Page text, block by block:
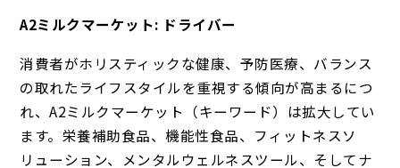
A2ミルクマーケット: ドライバー
消費者がホリスティックな健康、予防医療、バランス
の取れたライフスタイルを重視する傾向が高まるにつ
れ、A2ミルクマーケット（キーワード）は拡大してい
ます。栄養補助食品、機能性食品、フィットネスソ
リューション、メンタルウェルネスツール、そしてナ